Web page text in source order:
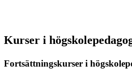
Kurser i
Fortsättningskurser i